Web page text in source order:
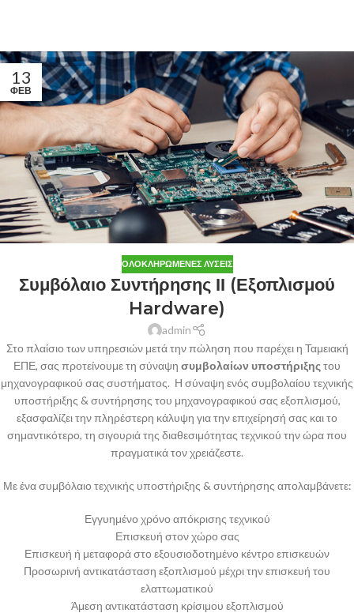
13
ΦΕΒ
ΟΛΟΚΛΗΡΩΜΈΝΕΣ ΛΎΣΕΙΣ
Συμβόλαιο Συντήρησης ΙΙ (Εξοπλισμού
Hardware)
admin
Στο πλαίσιο των υπηρεσιών μετά την πώληση που παρέχει η Ταμειακή
ΕΠΕ, σας προτείνουμε τη σύναψη συμβολαίων υποστήριξηςτου
μηχανογραφικού σας συστήματος. Η σύναψη ενός συμβολαίου τεχνικής
υποστήριξης & συντήρησης του μηχανογραφικού σας εξοπλισμού,
εξασφαλίζει την πληρέστερη κάλυψη για την επιχείρησή σας και το
σημαντικότερο, τη σιγουριά της διαθεσιμότητας τεχνικού την ώρα που
πραγματικά τον χρειάζεστε.
Με ένα συμβόλαιο τεχνικής υποστήριξης & συντήρησης απολαμβάνετε:
Εγγυημένο χρόνο απόκρισης τεχνικού
Επισκευή στον χώρο σας
Επισκευή ή μεταφορά στο εξουσιοδοτημένο κέντρο επισκευών
Προσωρινή αντικατάσταση εξοπλισμού μέχρι την επισκευή του
ελαττωματικού
Άμεση αντικατάσταση κρίσιμου εξοπλισμού